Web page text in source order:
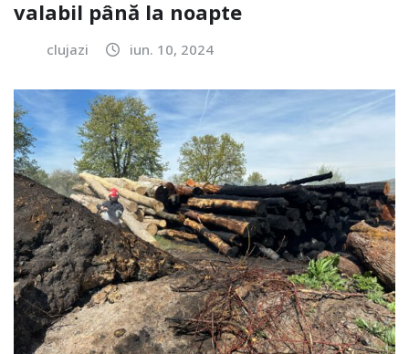
valabil până la noapte
clujazi iun. 10, 2024